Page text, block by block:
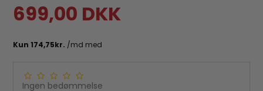
699,00 DKK
Ingen bedømmelse